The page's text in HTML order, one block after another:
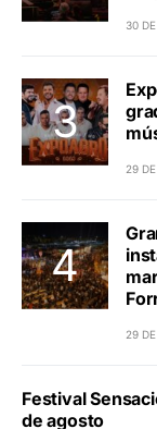
30
29
29
Festival
de agosto